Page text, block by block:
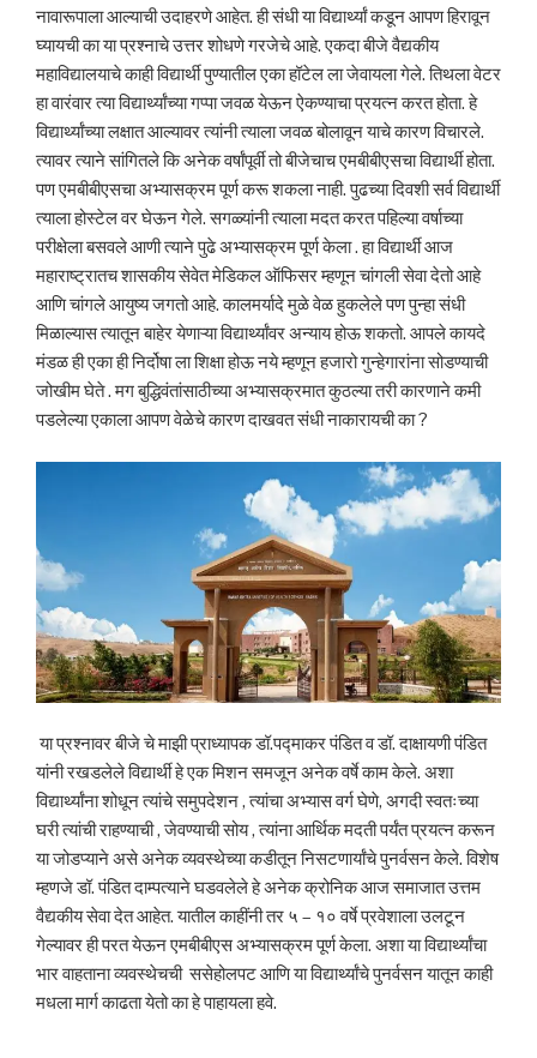
नावारूपाला आल्याची उदाहरणे आहेत. ही संधी या विद्यार्थ्यां कडून आपण हिरावून
घ्यायची का या प्रश्नाचे उत्तर शोधणे गरजेचे आहे. एकदा बीजे वैद्यकीय
महाविद्यालयाचे काही विद्यार्थी पुण्यातील एका हॉटेल ला जेवायला गेले. तिथला वेटर
हा वारंवार त्या विद्यार्थ्यांच्या गप्पा जवळ येऊन ऐकण्याचा प्रयत्न करत होता. हे
विद्यार्थ्यांच्या लक्षात आल्यावर त्यांनी त्याला जवळ बोलावून याचे कारण विचारले.
त्यावर त्याने सांगितले कि अनेक वर्षांपूर्वी तो बीजेचाच एमबीबीएसचा विद्यार्थी होता.
पण एमबीबीएसचा अभ्यासक्रम पूर्ण करू शकला नाही. पुढच्या दिवशी सर्व विद्यार्थी
त्याला होस्टेल वर घेऊन गेले. सगळ्यांनी त्याला मदत करत पहिल्या वर्षाच्या
परीक्षेला बसवले आणी त्याने पुढे अभ्यासक्रम पूर्ण केला . हा विद्यार्थी आज
महाराष्ट्रातच शासकीय सेवेत मेडिकल ऑफिसर म्हणून चांगली सेवा देतो आहे
आणि चांगले आयुष्य जगतो आहे. कालमर्यादे मुळे वेळ हुकलेले पण पुन्हा संधी
मिळाल्यास त्यातून बाहेर येणाऱ्या विद्यार्थ्यांवर अन्याय होऊ शकतो. आपले कायदे
मंडळ ही एका ही निर्दोषा ला शिक्षा होऊ नये म्हणून हजारो गुन्हेगारांना सोडण्याची
जोखीम घेते . मग बुद्धिवंतांसाठीच्या अभ्यासक्रमात कुठल्या तरी कारणाने कमी
पडलेल्या एकाला आपण वेळेचे कारण दाखवत संधी नाकारायची का ?
या प्रश्नावर बीजे चे माझी प्राध्यापक डॉ.पद्माकर पंडित व डॉ. दाक्षायणी पंडित
यांनी रखडलेले विद्यार्थी हे एक मिशन समजून अनेक वर्षे काम केले. अशा
विद्यार्थ्यांना शोधून त्यांचे समुपदेशन , त्यांचा अभ्यास वर्ग घेणे, अगदी स्वतःच्या
घरी त्यांची राहण्याची , जेवण्याची सोय , त्यांना आर्थिक मदती पर्यंत प्रयत्न करून
या जोडप्याने असे अनेक व्यवस्थेच्या कडीतून निसटणार्यांचे पुनर्वसन केले. विशेष
म्हणजे डॉ. पंडित दाम्पत्याने घडवलेले हे अनेक क्रोनिक आज समाजात उत्तम
वैद्यकीय सेवा देत आहेत. यातील काहींनी तर ५ – १० वर्षे प्रवेशाला उलटून
गेल्यावर ही परत येऊन एमबीबीएस अभ्यासक्रम पूर्ण केला. अशा या विद्यार्थ्यांचा
भार वाहताना व्यवस्थेचची ससेहोलपट आणि या विद्यार्थ्यांचे पुनर्वसन यातून काही
मधला मार्ग काढता येतो का हे पाहायला हवे.